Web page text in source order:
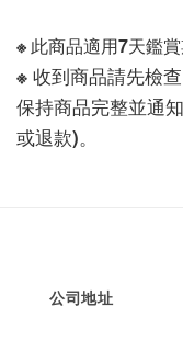
※ 此商品適用7天鑑賞
※ 收到商品請先檢
保持商品完整並通
或退款)。
公司地址